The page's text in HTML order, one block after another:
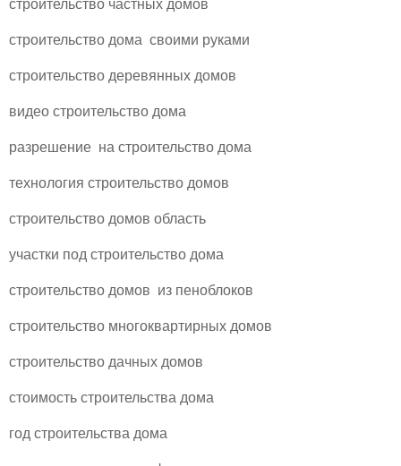
строительство частных домов
строительство дома своими руками
строительство деревянных домов
видео строительство дома
разрешение на строительство дома
технология строительство домов
строительство домов область
участки под строительство дома
строительство домов из пеноблоков
строительство многоквартирных домов
строительство дачных домов
стоимость строительства дома
год строительства дома